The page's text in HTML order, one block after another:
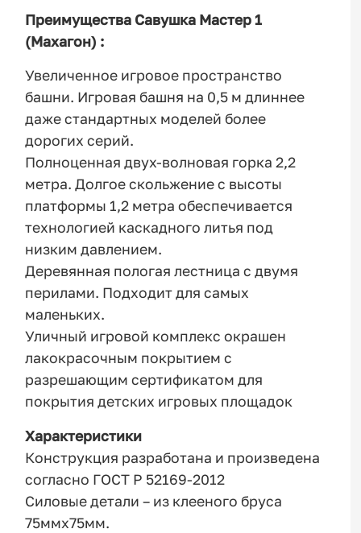
Преимущества Савушка Мастер 1
(Махагон) :
Увеличенное игровое пространство
башни. Игровая башня на 0,5 м длиннее
даже стандартных моделей более
дорогих серий.
Полноценная двух-волновая горка 2,2
метра. Долгое скольжение с высоты
платформы 1,2 метра обеспечивается
технологией каскадного литья под
низким давлением.
Деревянная пологая лестница с двумя
перилами. Подходит для самых
маленьких.
Уличный игровой комплекс окрашен
лакокрасочным покрытием с
разрешающим сертификатом для
покрытия детских игровых площадок
Характеристики
Конструкция разработана и произведена
согласно ГОСТ Р 52169-2012
Силовые детали – из клееного бруса
75ммх75мм.